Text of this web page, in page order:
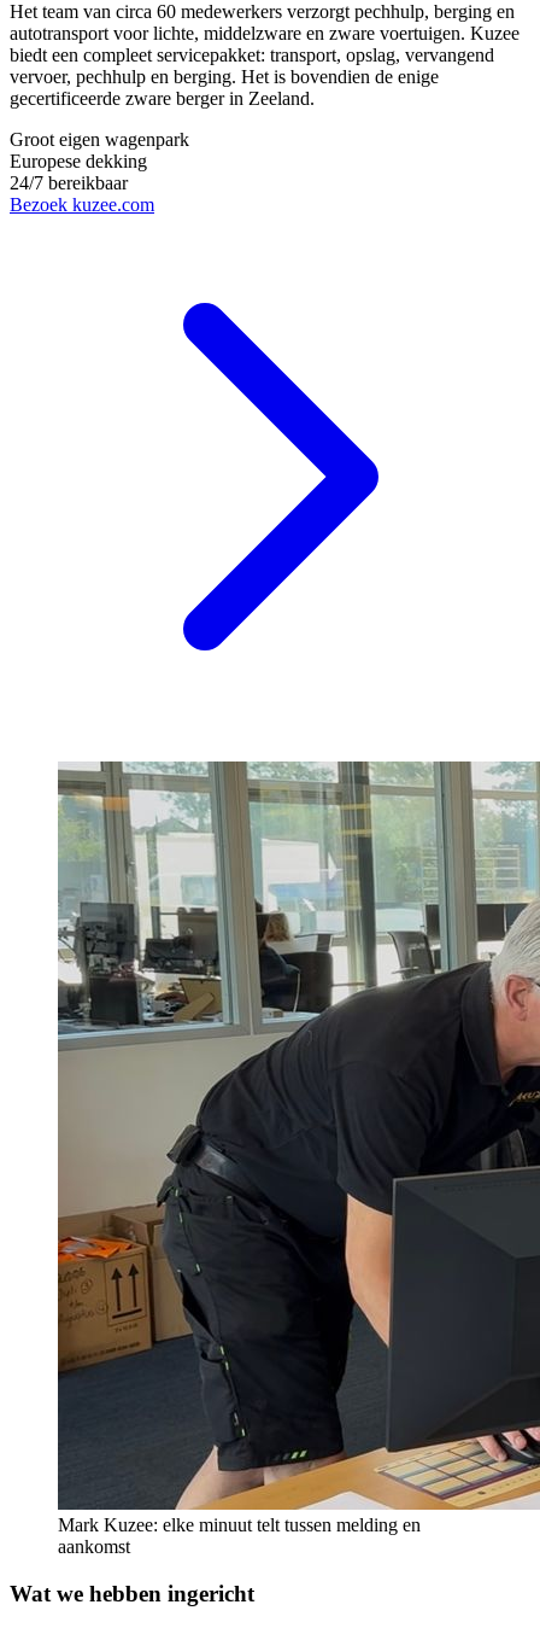
Het team van circa 60 medewerkers verzorgt pechhulp, berging en
autotransport voor lichte, middelzware en zware voertuigen. Kuzee
biedt een compleet servicepakket: transport, opslag, vervangend
vervoer, pechhulp en berging. Het is bovendien de enige
gecertificeerde zware berger in Zeeland.
Groot eigen wagenpark
Europese dekking
24/7 bereikbaar
Bezoek kuzee.com
Mark Kuzee: elke minuut telt tussen melding en
aankomst
Wat we hebben ingericht